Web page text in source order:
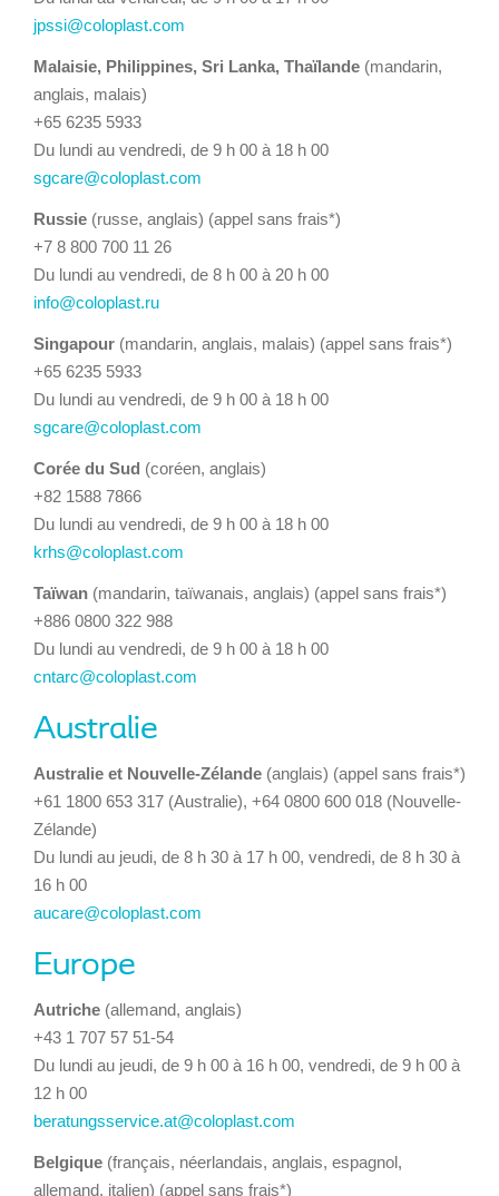
jpssi@coloplast.com
Malaisie, Philippines, Sri Lanka, Thaïlande (mandarin,
anglais, malais)
+65 6235 5933
Du lundi au vendredi, de 9 h 00 à 18 h 00
sgcare@coloplast.com
Russie (russe, anglais) (appel sans frais*)
+7 8 800 700 11 26
Du lundi au vendredi, de 8 h 00 à 20 h 00
info@coloplast.ru
Singapour (mandarin, anglais, malais) (appel sans frais*)
+65 6235 5933
Du lundi au vendredi, de 9 h 00 à 18 h 00
sgcare@coloplast.com
Corée du Sud (coréen, anglais)
+82 1588 7866
Du lundi au vendredi, de 9 h 00 à 18 h 00
krhs@coloplast.com
Taïwan (mandarin, taïwanais, anglais) (appel sans frais*)
+886 0800 322 988
Du lundi au vendredi, de 9 h 00 à 18 h 00
cntarc@coloplast.com
Australie
Australie et Nouvelle-Zélande (anglais) (appel sans frais*)
+61 1800 653 317 (Australie), +64 0800 600 018 (Nouvelle-
Zélande)
Du lundi au jeudi, de 8 h 30 à 17 h 00, vendredi, de 8 h 30 à
16 h 00
aucare@coloplast.com
Europe
Autriche (allemand, anglais)
+43 1 707 57 51-54
Du lundi au jeudi, de 9 h 00 à 16 h 00, vendredi, de 9 h 00 à
12 h 00
beratungsservice.at@coloplast.com
Belgique (français, néerlandais, anglais, espagnol,
allemand, italien) (appel sans frais*)